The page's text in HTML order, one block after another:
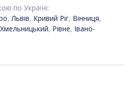
по Україні:
,Львів, Кривий Ріг, Вінниця,
Хмельницький, Рівне, Івано-